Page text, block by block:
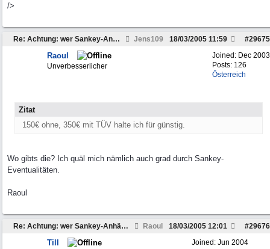
/>
Re: Achtung: wer Sankey-Anhänger sucht... Jens109 #29675
18/03/2005 11:59
Joined: Dec 2003
Posts: 126
Österreich
Raoul
Unverbesserlicher
Zitat
150€ ohne, 350€ mit TÜV halte ich für günstig.
Wo gibts die? Ich quäl mich nämlich auch grad durch Sankey-
Eventualitäten.
Raoul
Re: Achtung: wer Sankey-Anhänger sucht... Raoul #29676
18/03/2005 12:01
Joined: Jun 2004
Till